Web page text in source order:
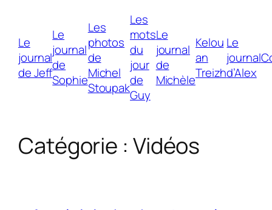
Le
journal
de Jeff
Le
journal
de
Sophie
Les
photos
de
Michel
Stoupak
Les
mots
du
jour
de
Guy
Le
journal
de
Michèle
Kelou
an
Treizh
Le
journal
d’Alex
Catégorie : Vidéos